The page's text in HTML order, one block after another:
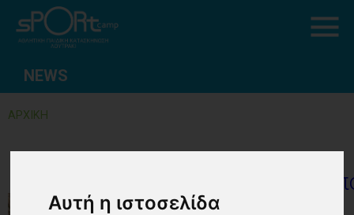
Αυτή η ιστοσελίδα
NEWS
ΑΡΧΙΚΗ
Προσωρινά